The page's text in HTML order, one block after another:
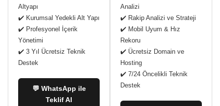
Altyapı
✔️ Kurumsal Yedekli Alt Yapı
✔️ Profesyonel İçerik
Yönetimi
✔️ 3 Yıl Ücretsiz Teknik
Destek
💬 WhatsApp ile
Teklif Al
Analizi
✔️ Rakip Analizi ve Strateji
✔️ Mobil Uyum & Hız
Rekoru
✔️ Ücretsiz Domain ve
Hosting
✔️ 7/24 Öncelikli Teknik
Destek